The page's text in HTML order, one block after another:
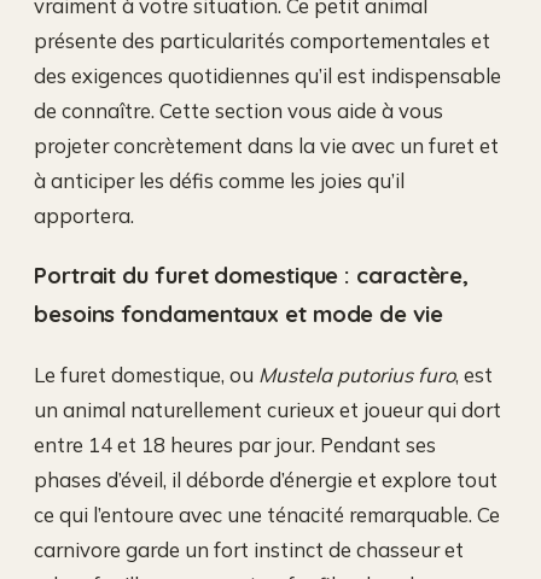
vraiment à votre situation. Ce petit animal
présente des particularités comportementales et
des exigences quotidiennes qu’il est indispensable
de connaître. Cette section vous aide à vous
projeter concrètement dans la vie avec un furet et
à anticiper les défis comme les joies qu’il
apportera.
Portrait du furet domestique : caractère,
besoins fondamentaux et mode de vie
Le furet domestique, ou Mustela putorius furo, est
un animal naturellement curieux et joueur qui dort
entre 14 et 18 heures par jour. Pendant ses
phases d’éveil, il déborde d’énergie et explore tout
ce qui l’entoure avec une ténacité remarquable. Ce
carnivore garde un fort instinct de chasseur et